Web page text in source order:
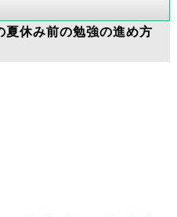
休み前の勉強の進め方